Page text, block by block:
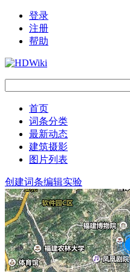
登录
注册
帮助
首页
词条分类
最新动态
建筑摄影
图片列表
创建词条编辑实验